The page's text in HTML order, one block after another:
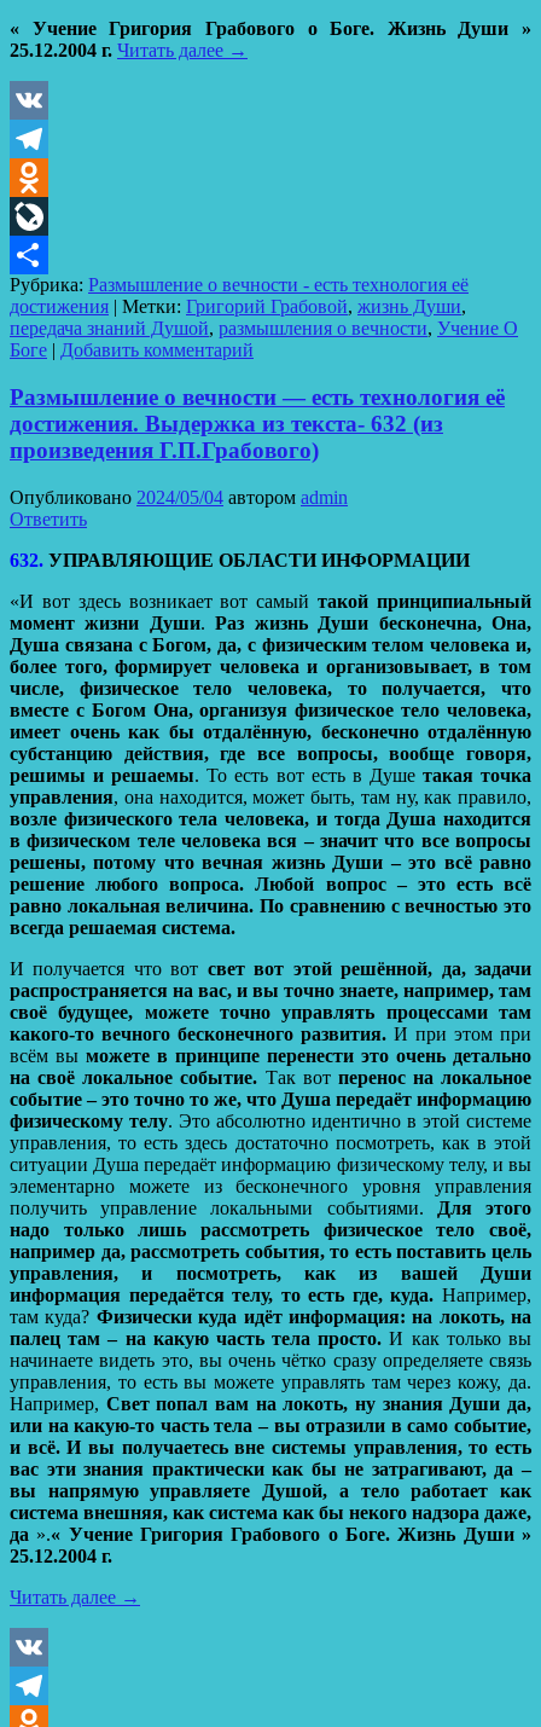
« Учение Григория Грабового о Боге. Жизнь Души »
25.12.2004 г. Читать далее →
VK
Telegram
Odnoklassniki
LiveJournal
Отправить
Рубрика: Размышление о вечности - есть технология её
достижения | Метки: Григорий Грабовой, жизнь Души,
передача знаний Душой, размышления о вечности, Учение О
Боге | Добавить комментарий
Размышление о вечности — есть технология её
достижения. Выдержка из текста- 632 (из
произведения Г.П.Грабового)
Опубликовано 2024/05/04 автором admin
Ответить
632. УПРАВЛЯЮЩИЕ ОБЛАСТИ ИНФОРМАЦИИ
«И вот здесь возникает вот самыйтакой принципиальный
момент жизни Души.Раз жизнь Души бесконечна, Она,
Душа связана с Богом, да, с физическим телом человека и,
более того, формирует человека и организовывает, в том
числе, физическое тело человека, то получается, что
вместе с Богом Она, организуя физическое тело человека,
имеет очень как бы отдалённую, бесконечно отдалённую
субстанцию действия, где все вопросы, вообще говоря,
решимы и решаемы. То есть вот есть в Душетакая точка
управления, она находится, может быть, там ну, как правило,
возле физического тела человека, и тогда Душа находится
в физическом теле человека вся – значит что все вопросы
решены, потому что вечная жизнь Души – это всё равно
решение любого вопроса. Любой вопрос – это есть всё
равно локальная величина. По сравнению с вечностью это
всегда решаемая система.
И получается что вот свет вот этой решённой, да, задачи
распространяется на вас, и вы точно знаете, например, там
своё будущее, можете точно управлять процессами там
какого-то вечного бесконечного развития. И при этом при
всём вы можете в принципе перенести это очень детально
на своё локальное событие. Так вот перенос на локальное
событие – это точно то же, что Душа передаёт информацию
физическому телу. Это абсолютно идентично в этой системе
управления, то есть здесь достаточно посмотреть, как в этой
ситуации Душа передаёт информацию физическому телу, и вы
элементарно можете из бесконечного уровня управления
получить управление локальными событиями.
Для этого
надо только лишь рассмотреть физическое тело своё,
например да, рассмотреть события, то есть поставить цель
управления, и посмотреть, как из вашей Души
информация передаётся телу, то есть где, куда. Например,
там куда? Физически куда идёт информация: на локоть, на
палец там – на какую часть тела просто. И как только вы
начинаете видеть это, вы очень чётко сразу определяете связь
управления, то есть вы можете управлять там через кожу, да.
Например, Свет попал вам на локоть, ну знания Души да,
или на какую-то часть тела – вы отразили в само событие,
и всё. И вы получаетесь вне системы управления, то есть
вас эти знания практически как бы не затрагивают, да –
вы напрямую управляете Душой, а тело работает как
система внешняя, как система как бы некого надзора даже,
да ».« Учение Григория Грабового о Боге. Жизнь Души »
25.12.2004 г.
Читать далее →
VK